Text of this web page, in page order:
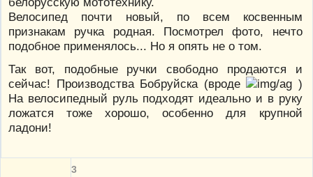
Велосипед почти новый, по всем косвенным
признакам ручка родная. Посмотрел фото, нечто
подобное применялось... Но я опять не о том.
Так вот, подобные ручки свободно продаются и
сейчас! Производства Бобруйска (вроде
)
На велосипедный руль подходят идеально и в руку
ложатся тоже хорошо, особенно для крупной
ладони!
3